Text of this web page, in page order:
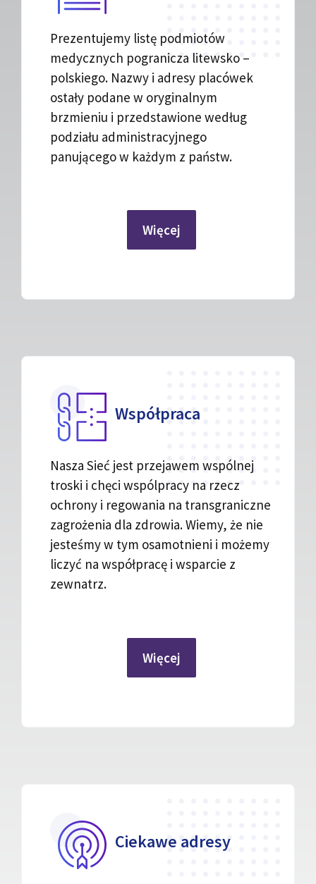
Prezentujemy listę podmiotów
medycznych pogranicza litewsko –
polskiego. Nazwy i adresy placówek
ostały podane w oryginalnym
brzmieniu i przedstawione według
podziału administracyjnego
panującego w każdym z państw.
Więcej
Współpraca
Nasza Sieć jest przejawem wspólnej
troski i chęci wspólpracy na rzecz
ochrony i regowania na transgraniczne
zagrożenia dla zdrowia. Wiemy, że nie
jesteśmy w tym osamotnieni i możemy
liczyć na współpracę i wsparcie z
zewnatrz.
Więcej
Ciekawe adresy